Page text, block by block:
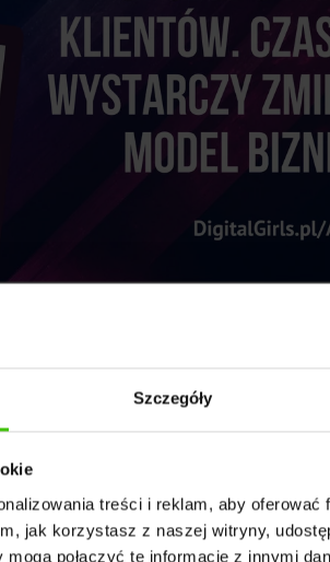
Szczegóły
treści i reklam, aby oferować
jak korzystasz z naszej witryny,
połączyć te informacje z innymi